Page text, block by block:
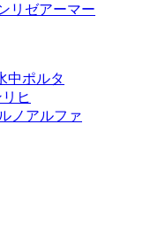
リゼアーマー
中ポルタ
ヒ
ノアルファ